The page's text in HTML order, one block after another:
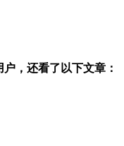
，还看了以下文章：